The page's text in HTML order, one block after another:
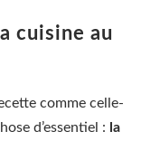
cuisine au
comme celle-
d’essentiel : la